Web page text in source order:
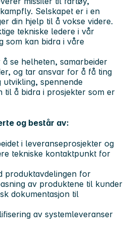
Selskapet er i en
din hjelp til å vokse videre.
tekniske ledere i vår
som kan bidra i våre
se helheten, samarbeider
og tar ansvar for å få ting
spennende
til å bidra i prosjekter som er
og består av:
i leveranseprosjekter og
tekniske kontaktpunkt for
produktavdelingen for
av produktene til kunder
dokumentasjon til
av systemleveranser